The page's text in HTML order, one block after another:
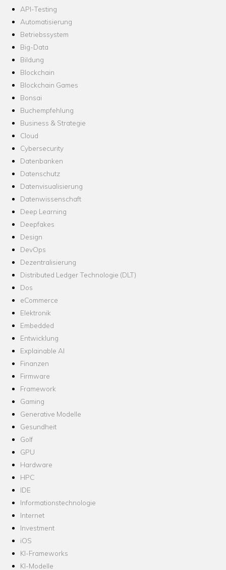
API-Testing
Automatisierung
Betriebssystem
Big-Data
Bildung
Blockchain
Blockchain Games
Bonsai
Buchempfehlung
Business & Strategie
Cloud
Cybersecurity
Datenbanken
Datenschutz
Datenvisualisierung
Datenwissenschaft
Deep Learning
Deepfakes
Design
DevOps
Dezentralisierung
Distributed Ledger Technologie (DLT)
Dos
eCommerce
Elektronik
Embedded
Entwicklung
Explainable AI
Finanzen
Firmware
Framework
Gaming
Generative Modelle
Gesundheit
Golf
GPU
Hardware
HPC
IDE
Informationstechnologie
Internet
Investment
iOS
KI-Frameworks
KI-Modelle